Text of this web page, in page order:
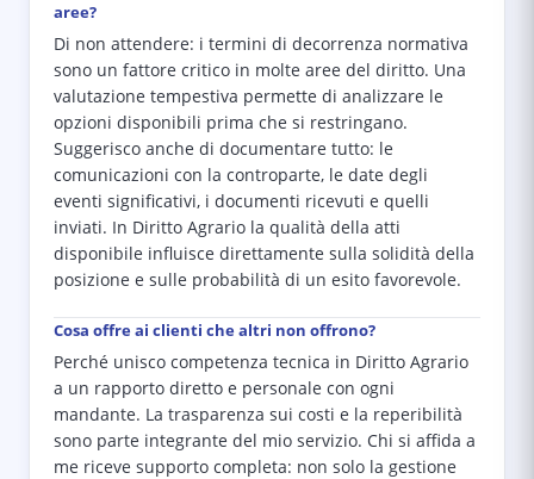
aree?
Di non attendere: i termini di decorrenza normativa
sono un fattore critico in molte aree del diritto. Una
valutazione tempestiva permette di analizzare le
opzioni disponibili prima che si restringano.
Suggerisco anche di documentare tutto: le
comunicazioni con la controparte, le date degli
eventi significativi, i documenti ricevuti e quelli
inviati. In Diritto Agrario la qualità della atti
disponibile influisce direttamente sulla solidità della
posizione e sulle probabilità di un esito favorevole.
Cosa offre ai clienti che altri non offrono?
Perché unisco competenza tecnica in Diritto Agrario
a un rapporto diretto e personale con ogni
mandante. La trasparenza sui costi e la reperibilità
sono parte integrante del mio servizio. Chi si affida a
me riceve supporto completa: non solo la gestione